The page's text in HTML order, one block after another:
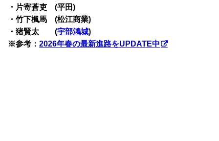
・片寄蒼吏 (平田)
・竹下楓馬 (松江商業)
・猪賢太 (宇部鴻城)
※参考：2026年春の最新進路をUPDATE中